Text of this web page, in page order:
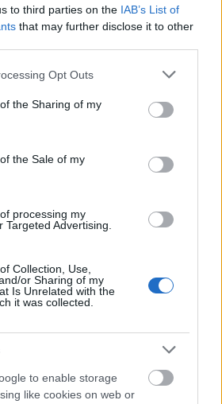
to third parties on the IAB’s List of
that may further disclose it to other
app uses one or more Google
or usage behaviour. You may click to
to Google and its third-party tags to
specified purposes in below Google
Opt Outs
the Sharing of my
the Sale of my
processing my
Targeted Advertising.
Collection, Use,
or Sharing of my
Is Unrelated with the
it was collected.
to enable storage
like cookies on web or
VAGY
:)